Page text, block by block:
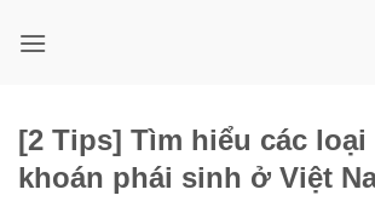
qua
[2 Tips] Tìm hiểu các
khoán phái sinh ở Việt